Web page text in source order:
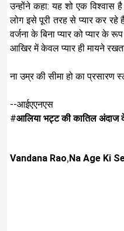
उन्होंने कहा: यह शो एक विश्वास
लोग इसे पूरी तरह से प्यार कर
वर्जना के बिना प्यार को प्यार के
आखिर में केवल प्यार ही मायने
ना उम्र की सीमा हो का प्रसारण
--आईएएनएस
#आलिया भट्ट की कातिल अंदाज
Vandana Rao,Na Age Ki